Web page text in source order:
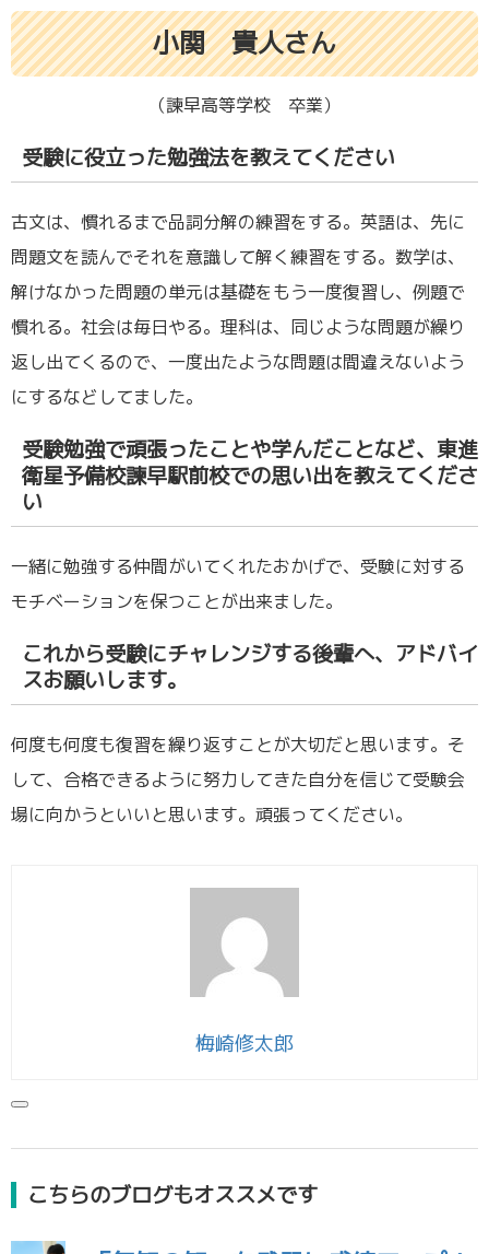
小関 貴人さん
（諫早高等学校 卒業）
受験に役立った勉強法を教えてください
古文は、慣れるまで品詞分解の練習をする。英語は、先に
問題文を読んでそれを意識して解く練習をする。数学は、
解けなかった問題の単元は基礎をもう一度復習し、例題で
慣れる。社会は毎日やる。理科は、同じような問題が繰り
返し出てくるので、一度出たような問題は間違えないよう
にするなどしてました。
受験勉強で頑張ったことや学んだことなど、東進
衛星予備校諫早駅前校での思い出を教えてくださ
い
一緒に勉強する仲間がいてくれたおかげで、受験に対する
モチベーションを保つことが出来ました。
これから受験にチャレンジする後輩へ、アドバイ
スお願いします。
何度も何度も復習を繰り返すことが大切だと思います。そ
して、合格できるように努力してきた自分を信じて受験会
場に向かうといいと思います。頑張ってください。
梅崎修太郎
こちらのブログもオススメです